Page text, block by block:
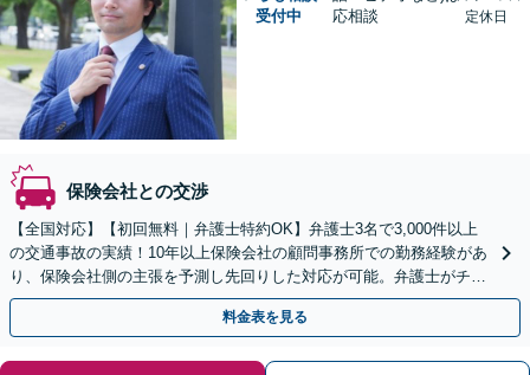
受付中
応相談
定休日
保険会社との交渉
【全国対応】【初回無料｜弁護士特約OK】弁護士3名で3,000件以上
の交通事故の実績！10年以上保険会社の顧問事務所での勤務経験があ
り、保険会社側の主張を予測し先回りした対応が可能。弁護士がチー
ムとなり示談交渉、休業損害、後遺障害等に対応。
料金表を見る